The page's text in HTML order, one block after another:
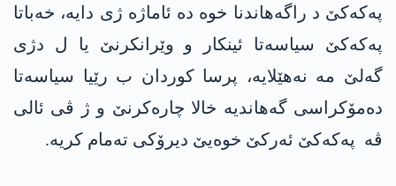
په‌كه‌كێ د راگەهاندنا خوە دە ئاماژە ژی دایە، خەباتا
په‌كه‌كێ سیاسەتا ئینکار و وێرانکرنێ یا ل دژی
گەلێ مە نەهێلایە، پرسا کوردان ب رێیا سیاسەتا
دەمۆکراسی گەهاندیە خالا چارەکرنێ و ژ ڤی ئالی
ڤە په‌كه‌كێ ئەرکێ خوەیێ دیرۆکی تەمام کریە.